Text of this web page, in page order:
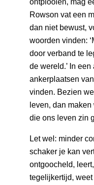
Rowson vat een
dan niet bewust,
woorden vinden:
door verband te
de wereld.’ In
ankerplaatsen
vinden. Bezien
leven, dan
die ons leven zin
Let wel: minder
schaker je kan
ontgoocheld,
tegelijkertijd,